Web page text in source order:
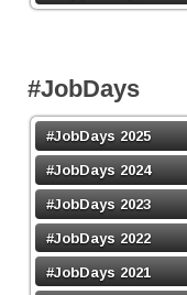
#JobDays
#JobDays 2025
#JobDays 2024
#JobDays 2023
#JobDays 2022
#JobDays 2021